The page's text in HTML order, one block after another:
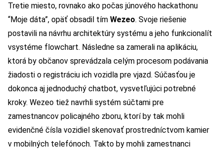
Tretie miesto, rovnako ako počas júnového hackathonu
“Moje dáta”, opäť obsadil tím Wezeo. Svoje riešenie
postavili na návrhu architektúry systému a jeho funkcionalít
vsystéme flowchart. Následne sa zamerali na aplikáciu,
ktorá by občanov sprevádzala celým procesom podávania
žiadosti o registráciu ich vozidla pre vjazd. Súčasťou je
dokonca aj jednoduchý chatbot, vysvetľujúci potrebné
kroky. Wezeo tiež navrhli systém súčtami pre
zamestnancov policajného zboru, ktorí by tak mohli
evidenčné čísla vozidiel skenovať prostredníctvom kamier
v mobilných telefónoch. Takto by mohli zamestnanci